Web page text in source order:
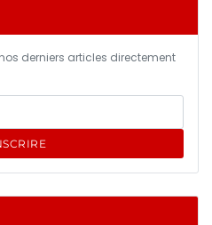
derniers articles directement